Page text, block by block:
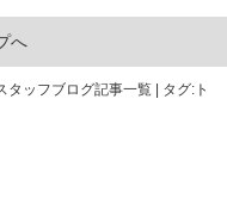
へ
ッフブログ記事一覧 | タグ:ト